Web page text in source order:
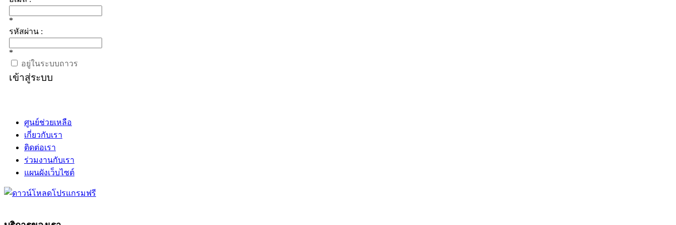
*
รหัสผ่าน :
*
อยู่ในระบบถาวร
เข้าสู่ระบบ
ศูนย์ช่วยเหลือ
เกี่ยวกับเรา
ติดต่อเรา
ร่วมงานกับเรา
แผนผังเว็บไซต์